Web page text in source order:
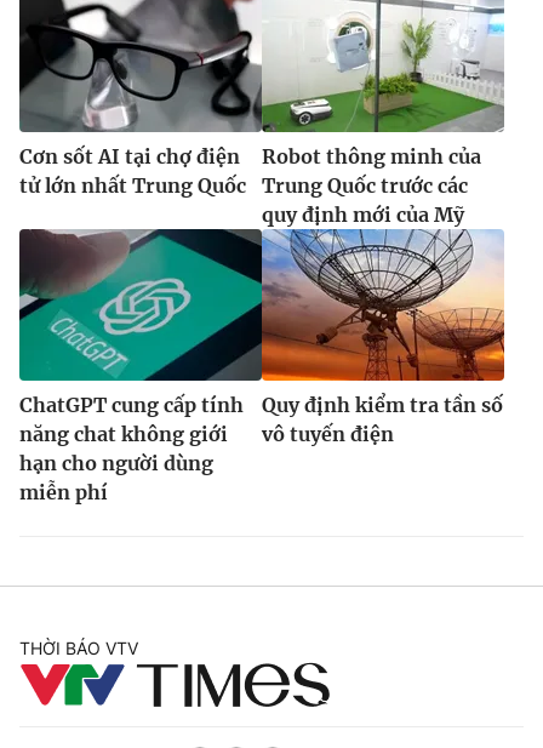
Cơn sốt AI tại chợ điện
tử lớn nhất Trung Quốc
Robot thông minh của
Trung Quốc trước các
quy định mới của Mỹ
ChatGPT cung cấp tính
năng chat không giới
hạn cho người dùng
miễn phí
Quy định kiểm tra tần số
vô tuyến điện
THỜI BÁO VTV